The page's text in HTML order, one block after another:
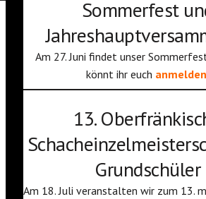
Sommerfest
Am 27. Juni findet unser
könnt ihr euch anmelden
13.
Grundschüler
Am 18. Juli veranstalten wir zum 13.